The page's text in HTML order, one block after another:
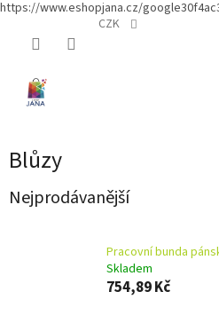
https://www.eshopjana.cz/
CZK
Blůzy
Nejprodávanější
Pracovní bunda
Skladem
754,89 Kč